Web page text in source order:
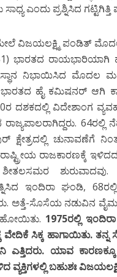
ಎಂದು ಪ್ರಶ್ನಿಸಿದ
ವಿಜಯಲಕ್ಷ್ಮಿ ಪಂಡಿತ್
ಭಾರತದ ರಾಯಭಾರಿಯಾಗಿ
ನಿಭಾಯಿಸಿದ ಮೊದಲ
ಹೈ ಕಮಿಷನರ್ ಆಗಿ
ದಶಕದಲ್ಲಿ ವಿದೇಶಾಂಗ
ರಾಜ್ಯಪಾಲರಾಗಿದ್ದರು.
ಕ್ಷೇತ್ರದಲ್ಲಿ ಚುನಾವಣೆಗೆ
ರಾಜಕಾರಣಕ್ಕೆ
ಇಂದಿರಾ ಘಂಡಿ,
ಅತ್ತೆ-ಸೊಸೆಯ ನಡುವಿನ
ಹೋಯಿತು. 1975ರಲ್ಲಿ
ವೇದಿಕೆ ಸಿಕ್ಕ ಹಾಗಾಯಿತು.
ಎತ್ತಿದರು. ಯಾವ
ವ್ಯಕ್ತಿಗಳಲ್ಲಿ ಬಹುಶಃ